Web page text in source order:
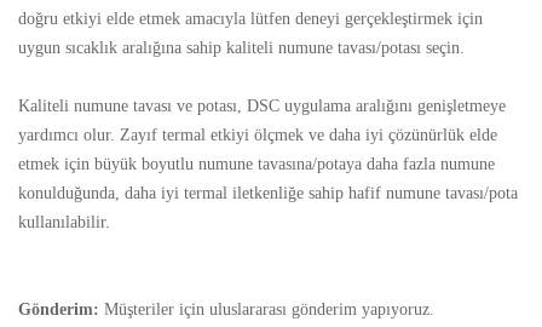
doğru etkiyi elde etmek amacıyla lütfen deneyi gerçekleştirmek için
uygun sıcaklık aralığına sahip kaliteli numune tavası/potası seçin.
Kaliteli numune tavası ve potası, DSC uygulama aralığını genişletmeye
yardımcı olur. Zayıf termal etkiyi ölçmek ve daha iyi çözünürlük elde
etmek için büyük boyutlu numune tavasına/potaya daha fazla numune
konulduğunda, daha iyi termal iletkenliğe sahip hafif numune tavası/pota
kullanılabilir.
Gönderim: Müşteriler için uluslararası gönderim yapıyoruz.